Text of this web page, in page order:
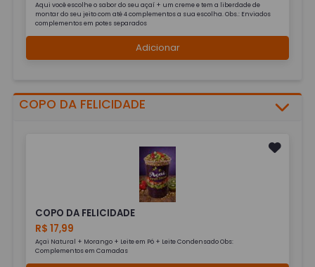
Aqui você escolhe o sabor do seu açaí + um creme e tem a liberdade de
montar do seu jeito com até 4 complementos a sua escolha. Obs.: Enviados
complementos em potes separados
Adicionar
COPO DA FELICIDADE
COPO DA FELICIDADE
R$ 17,99
Açai Natural + Morango + Leite em Pó + Leite Condensado Obs:
Complementos em Camadas